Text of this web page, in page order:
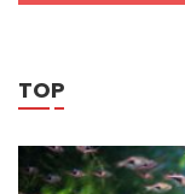
TOP